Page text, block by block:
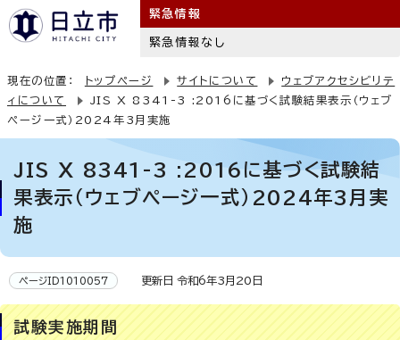
緊急情報
緊急情報なし
現在の位置： トップページ サイトについて
ウェブアクセシビリテ
ィについて
JIS X 8341-3 :2016に基づく試験結果表示（ウェブ
ページ一式）2024年3月実施
JIS X 8341-3 :2016に基づく試験結
果表示（ウェブページ一式）2024年3月実
施
ページID1010057 更新日 令和6年3月20日
試験実施期間